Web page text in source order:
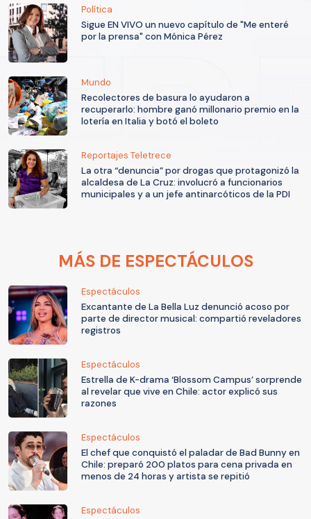
Política
Sigue EN VIVO un nuevo capítulo de "Me enteré
por la prensa" con Mónica Pérez
Mundo
Recolectores de basura lo ayudaron a
recuperarlo: hombre ganó millonario premio en la
lotería en Italia y botó el boleto
Reportajes Teletrece
La otra “denuncia” por drogas que protagonizó la
alcaldesa de La Cruz: involucró a funcionarios
municipales y a un jefe antinarcóticos de la PDI
MÁS DE ESPECTÁCULOS
Espectáculos
Excantante de La Bella Luz denunció acoso por
parte de director musical: compartió reveladores
registros
Espectáculos
Estrella de K-drama ‘Blossom Campus’ sorprende
al revelar que vive en Chile: actor explicó sus
razones
Espectáculos
El chef que conquistó el paladar de Bad Bunny en
Chile: preparó 200 platos para cena privada en
menos de 24 horas y artista se repitió
Espectáculos